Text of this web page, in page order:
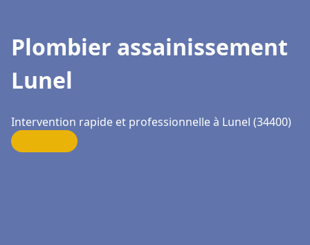
Plombier assainissement
Lunel
Intervention rapide et professionnelle à Lunel (34400)